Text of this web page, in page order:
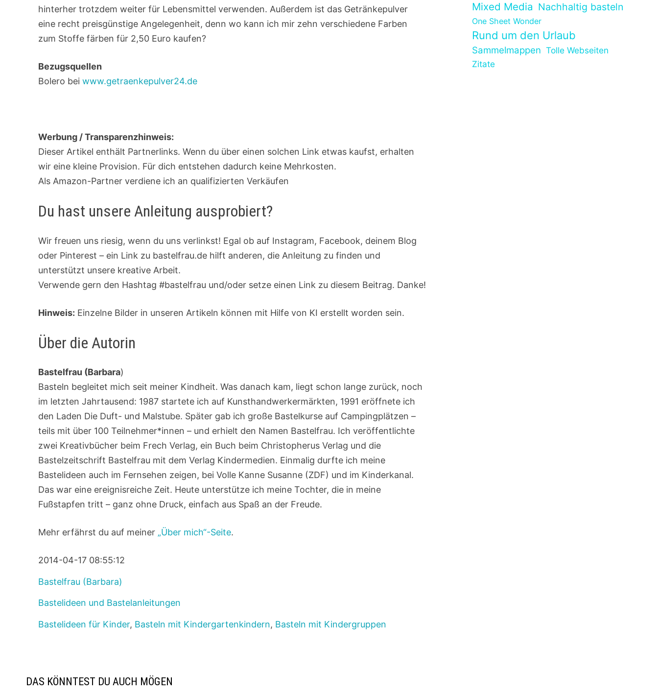
hinterher trotzdem weiter für Lebensmittel verwenden. Außerdem ist das Getränkepulver
eine recht preisgünstige Angelegenheit, denn wo kann ich mir zehn verschiedene Farben
zum Stoffe färben für 2,50 Euro kaufen?
Bezugsquellen
Bolero beiwww.getraenkepulver24.de
Werbung / Transparenzhinweis:
Dieser Artikel enthält Partnerlinks. Wenn du über einen solchen Link etwas kaufst, erhalten
wir eine kleine Provision. Für dich entstehen dadurch keine Mehrkosten.
Als Amazon-Partner verdiene ich an qualifizierten Verkäufen
Du hast unsere Anleitung ausprobiert?
Wir freuen uns riesig, wenn du uns verlinkst! Egal ob auf Instagram, Facebook, deinem Blog
oder Pinterest – ein Link zu bastelfrau.de hilft anderen, die Anleitung zu finden und
unterstützt unsere kreative Arbeit.
Verwende gern den Hashtag #bastelfrau und/oder setze einen Link zu diesem Beitrag. Danke!
Hinweis: Einzelne Bilder in unseren Artikeln können mit Hilfe von KI erstellt worden sein.
Über die Autorin
Bastelfrau (Barbara)
Basteln begleitet mich seit meiner Kindheit. Was danach kam, liegt schon lange zurück, noch
im letzten Jahrtausend: 1987 startete ich auf Kunsthandwerkermärkten, 1991 eröffnete ich
den Laden Die Duft- und Malstube. Später gab ich große Bastelkurse auf Campingplätzen –
teils mit über 100 Teilnehmer*innen – und erhielt den Namen Bastelfrau. Ich veröffentlichte
zwei Kreativbücher beim Frech Verlag, ein Buch beim Christopherus Verlag und die
Bastelzeitschrift Bastelfrau mit dem Verlag Kindermedien. Einmalig durfte ich meine
Bastelideen auch im Fernsehen zeigen, bei Volle Kanne Susanne (ZDF) und im Kinderkanal.
Das war eine ereignisreiche Zeit. Heute unterstütze ich meine Tochter, die in meine
Fußstapfen tritt – ganz ohne Druck, einfach aus Spaß an der Freude.
Mehr erfährst du auf meiner „Über mich“-Seite.
2014-04-17 08:55:12
Bastelfrau (Barbara)
Bastelideen und Bastelanleitungen
Bastelideen für Kinder, Basteln mit Kindergartenkindern, Basteln mit Kindergruppen
DAS KÖNNTEST DU AUCH MÖGEN
Mixed Media Nachhaltig basteln
One Sheet Wonder
Rund um den Urlaub
Sammelmappen Tolle Webseiten
Zitate